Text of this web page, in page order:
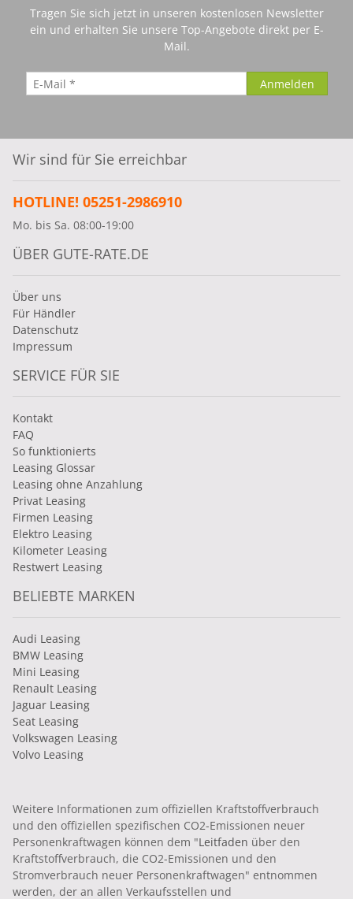
Tragen Sie sich jetzt in unseren kostenlosen Newsletter
ein und erhalten Sie unsere Top-Angebote direkt per E-
Mail.
Wir sind für Sie erreichbar
HOTLINE! 05251-2986910
Mo. bis Sa. 08:00-19:00
ÜBER GUTE-RATE.DE
Über uns
Für Händler
Datenschutz
Impressum
SERVICE FÜR SIE
Kontakt
FAQ
So funktionierts
Leasing Glossar
Leasing ohne Anzahlung
Privat Leasing
Firmen Leasing
Elektro Leasing
Kilometer Leasing
Restwert Leasing
BELIEBTE MARKEN
Audi Leasing
BMW Leasing
Mini Leasing
Renault Leasing
Jaguar Leasing
Seat Leasing
Volkswagen Leasing
Volvo Leasing
Weitere Informationen zum offiziellen Kraftstoffverbrauch
und den offiziellen spezifischen CO2-Emissionen neuer
Personenkraftwagen können dem "Leitfaden über den
Kraftstoffverbrauch, die CO2-Emissionen und den
Stromverbrauch neuer Personenkraftwagen" entnommen
werden, der an allen Verkaufsstellen und